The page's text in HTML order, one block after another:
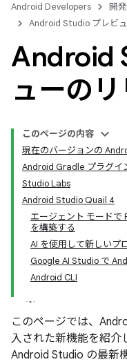
Android Developers 開発
Android Studio プレビ
Android
ューの
このページの内容
現在のバージョンの
Android Gradle プラグイ
Studio Labs
Android Studio Quail 4
エージェント モードで
を構築する
AI を使用して新しいプ
Google AI Studio で
Android CLI
このページでは、
入された新機能を紹介
Android Studio の最新